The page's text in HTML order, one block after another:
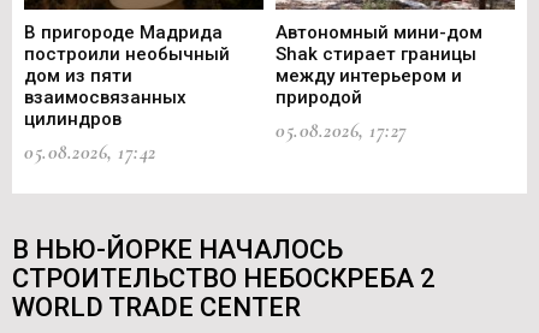
В пригороде Мадрида
построили необычный
дом из пяти
взаимосвязанных
цилиндров
05.08.2026, 17:42
Автономный мини-дом
Shak стирает границы
между интерьером и
природой
05.08.2026, 17:27
В НЬЮ-ЙОРКЕ НАЧАЛОСЬ
СТРОИТЕЛЬСТВО НЕБОСКРЕБА 2
WORLD TRADE CENTER